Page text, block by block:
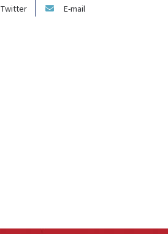
Twitter E-mail